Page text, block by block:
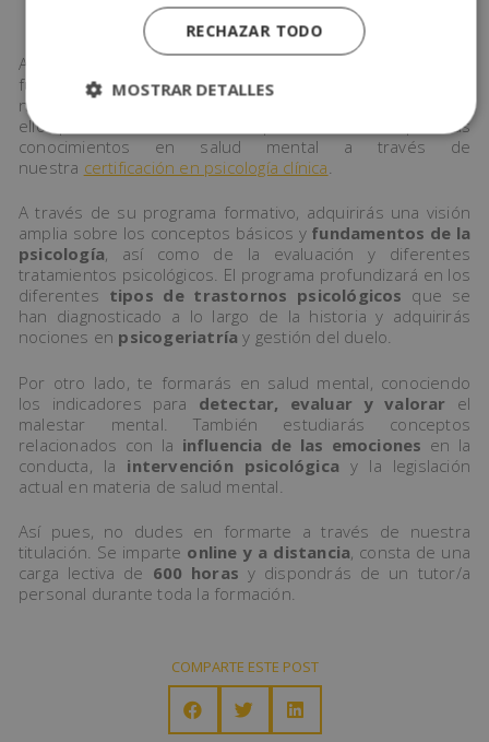
Aprender cómo funciona nuestra mente
fundamental para entender los procesos que realiza
nuestro cerebro y cómo afectan a nivel psicológico. Es por
ello que en Inensal tienes la oportunidad de ampliar tus
conocimientos en salud mental a través de
nuestra certificación en psicología clínica
A través de su programa formativo, adquirirás una visión
amplia sobre los conceptos básicos y fundamentos de la
psicología, así como de la evaluación y diferentes
tratamientos psicológicos. El programa profundizará en los
diferentes tipos de trastornos psicológicos que se
han diagnosticado a lo largo de la historia y adquirirás
nociones en psicogeriatría y gestión del duelo.
Por otro lado, te formarás en salud mental, conociendo
los indicadores para detectar, evaluar y valorar el
malestar mental. También estudiarás conceptos
relacionados con la influencia de las emociones en la
conducta, la intervención psicológica y la legislación
actual en materia de salud mental.
Así pues, no dudes en formarte a través de nuestra
titulación. Se imparte online y a distancia, consta de una
carga lectiva de 600 horas y dispondrás de un tutor/a
personal durante toda la formación.
COMPARTE ESTE POST
RECHAZAR TODO
MOSTRAR DETALLES